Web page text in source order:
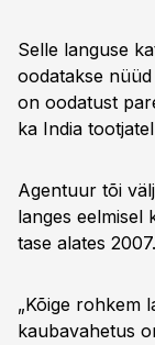
Selle languse
oodatakse nüüd
on oodatust
ka India
Agentuur tõi
langes eelmisel
tase alates
„Kõige rohkem
kaubavahetus